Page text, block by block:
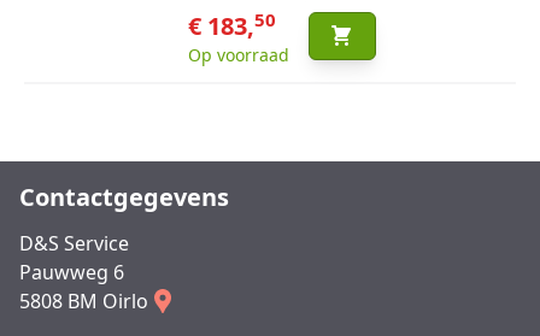
€ 183,50
Op voorraad
Contactgegevens
D&S Service
Pauwweg 6
5808 BM Oirlo